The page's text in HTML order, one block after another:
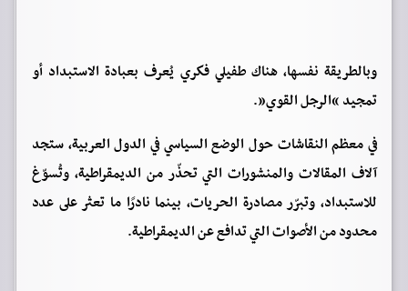
وبالطريقة نفسها، هناك طفيلي فكري يُعرف بعبادة الاستبداد أو
تمجيد “الرجل القوي”.
في معظم النقاشات حول الوضع السياسي في الدول العربية، ستجد
آلاف المقالات والمنشورات التي تحذّر من الديمقراطية، وتُسوّغ
للاستبداد، وتبرّر مصادرة الحريات، بينما نادرًا ما تعثر على عدد
محدود من الأصوات التي تدافع عن الديمقراطية.